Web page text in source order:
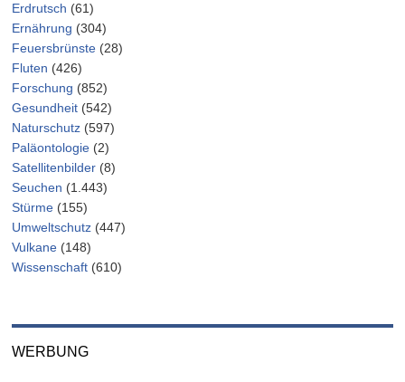
Erdrutsch (61)
Ernährung (304)
Feuersbrünste (28)
Fluten (426)
Forschung (852)
Gesundheit (542)
Naturschutz (597)
Paläontologie (2)
Satellitenbilder (8)
Seuchen (1.443)
Stürme (155)
Umweltschutz (447)
Vulkane (148)
Wissenschaft (610)
WERBUNG